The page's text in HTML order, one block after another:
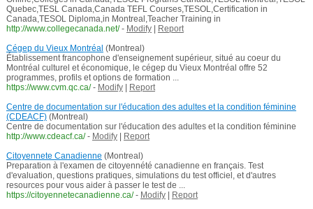
Quebec,TESL Canada,Canada TEFL Courses,TESOL,Certification in
Canada,TESOL Diploma,in Montreal,Teacher Training in
http://www.collegecanada.net/ - Modify|
Report
Cégep du Vieux Montréal (Montreal)
Établissement francophone d'enseignement supérieur, situé au coeur du
Montréal culturel et économique, le cégep du Vieux Montréal offre 52
programmes, profils et options de formation ...
https://www.cvm.qc.ca/ - Modify|
Report
Centre de documentation sur l'éducation des adultes et la condition féminine
(CDEACF)(Montreal)
Centre de documentation sur l'éducation des adultes et la condition féminine
http://www.cdeacf.ca/ - Modify|
Report
Citoyennete Canadienne (Montreal)
Preparation à l'examen de citoyennété canadienne en français. Test
d'evaluation, questions pratiques, simulations du test officiel, et d'autres
resources pour vous aider à passer le test de ...
https://citoyennetecanadienne.ca/ - Modify|
Report